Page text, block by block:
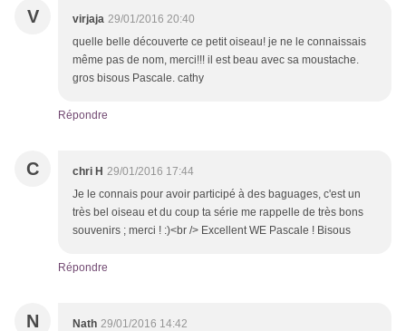
V virjaja 29/01/2016 20:40
quelle belle découverte ce petit oiseau! je ne le connaissais
même pas de nom, merci!!! il est beau avec sa moustache.
gros bisous Pascale. cathy
Répondre
C chri H 29/01/2016 17:44
Je le connais pour avoir participé à des baguages, c'est un
très bel oiseau et du coup ta série me rappelle de très bons
souvenirs ; merci ! :)<br /> Excellent WE Pascale ! Bisous
Répondre
N Nath 29/01/2016 14:42